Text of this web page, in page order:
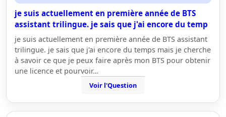
je suis actuellement en première année de BTS
assistant trilingue. je sais que j'ai encore du temp
je suis actuellement en première année de BTS assistant
trilingue. je sais que j'ai encore du temps mais je cherche
à savoir ce que je peux faire après mon BTS pour obtenir
une licence et pourvoir…
Voir l'Question